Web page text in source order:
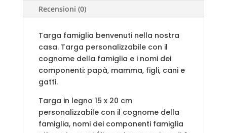
casa
quantità
Recensioni (0)
Targa famiglia benvenuti nella nostra
casa. Targa personalizzabile con il
cognome della famiglia e i nomi dei
componenti: papà, mamma, figli, cani e
gatti.
Targa in legno 15 x 20 cm
personalizzabile con il cognome della
famiglia, nomi dei componenti famiglia